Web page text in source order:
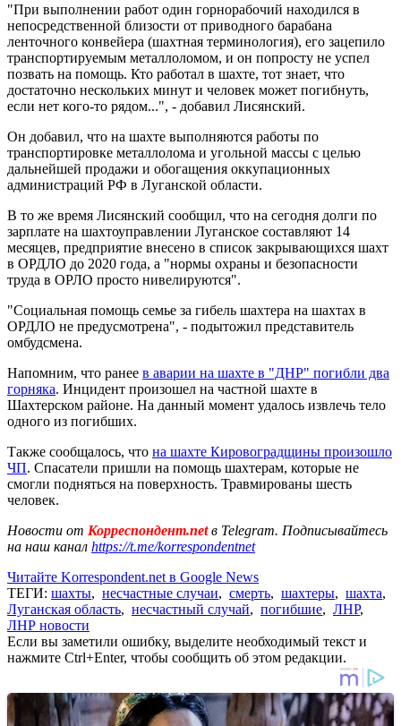
"При выполнении работ один горнорабочий находился в
непосредственной близости от приводного барабана
ленточного конвейера (шахтная терминология), его зацепило
транспортируемым металлоломом, и он попросту не успел
позвать на помощь. Кто работал в шахте, тот знает, что
достаточно нескольких минут и человек может погибнуть,
если нет кого-то рядом...", - добавил Лисянский.
Он добавил, что на шахте выполняются работы по
транспортировке металлолома и угольной массы с целью
дальнейшей продажи и обогащения оккупационных
администраций РФ в Луганской области.
В то же время Лисянский сообщил, что на сегодня долги по
зарплате на шахтоуправлении Луганское составляют 14
месяцев, предприятие внесено в список закрывающихся шахт
в ОРДЛО до 2020 года, а "нормы охраны и безопасности
труда в ОРЛО просто нивелируются".
"Социальная помощь семье за гибель шахтера на шахтах в
ОРДЛО не предусмотрена", - подытожил представитель
омбудсмена.
Напомним, что ранее в аварии на шахте в "ДНР" погибли два
горняка. Инцидент произошел на частной шахте в
Шахтерском районе. На данный момент удалось извлечь тело
одного из погибших.
Также сообщалось, что на шахте Кировоградщины произошло
ЧП. Спасатели пришли на помощь шахтерам, которые не
смогли подняться на поверхность. Травмированы шесть
человек.
Новости от Корреспондент.netв Telegram. Подписывайтесь
на наш канал https://t.me/korrespondentnet
Читайте Korrespondent.net в Google News
ТЕГИ: шахты, несчастные случаи, смерть, шахтеры, шахта,
Луганская область, несчастный случай, погибшие, ЛНР,
ЛНР новости
Если вы заметили ошибку, выделите необходимый текст и
нажмите Ctrl+Enter, чтобы сообщить об этом редакции.